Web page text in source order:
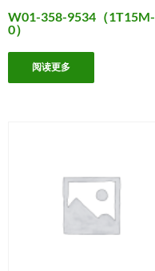
W01-358-9534（1T15M-
0）
阅读更多